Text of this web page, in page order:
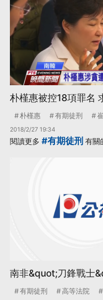
朴槿惠被控18項罪名
朴槿惠 有期徒刑
2018/2/27 19:34
閱讀更多 #有期徒刑 有關
南非&quot;刀鋒戰士
有期徒刑 高等法院